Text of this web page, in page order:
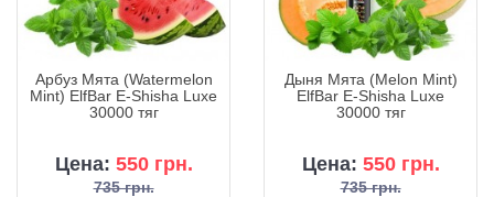
Арбуз Мята (Watermelon
Mint) ElfBar E-Shisha Luxe
30000 тяг
Цена: 550 грн.
735 грн.
Дыня Мята (Melon Mint)
ElfBar E-Shisha Luxe
30000 тяг
Цена: 550 грн.
735 грн.